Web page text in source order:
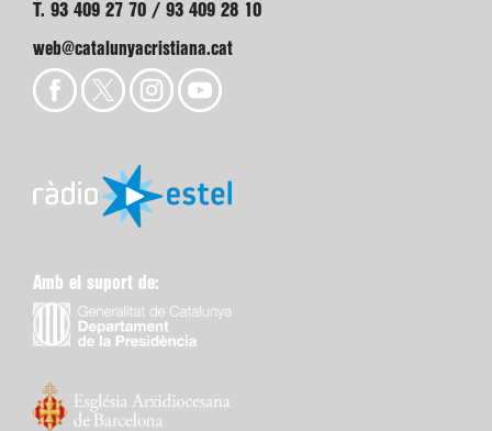
T. 93 409 27 70 / 93 409 28 10
web@catalunyacristiana.cat
Amb el suport de: